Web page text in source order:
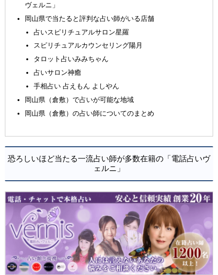
ヴェルニ」
岡山県で当たると評判な占い師がいる店舗
占いスピリチュアルサロン星羅
スピリチュアルカウンセリング陽月
タロット占いみみちゃん
占いサロン神癒
手相占い 占えもん よしやん
岡山県（倉敷）で占いが可能な地域
岡山県（倉敷）の占い師についてのまとめ
恐ろしいほど当たる一流占い師が多数在籍の「電話占いヴ
ェルニ」